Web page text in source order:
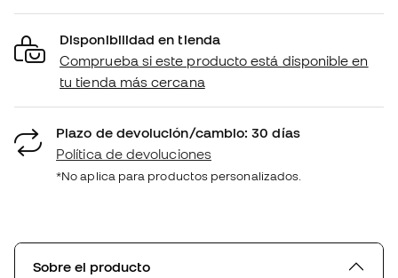
Disponibilidad en tienda
Comprueba si este producto está disponible en
tu tienda más cercana
Plazo de devolución/cambio: 30 días
Política de devoluciones
*No aplica para productos personalizados.
Sobre el producto